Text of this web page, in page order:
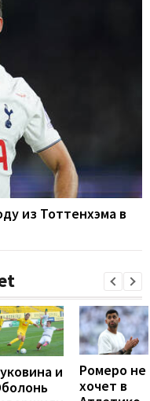
из Тоттенхэма в
и
Ромеро не
хочет в